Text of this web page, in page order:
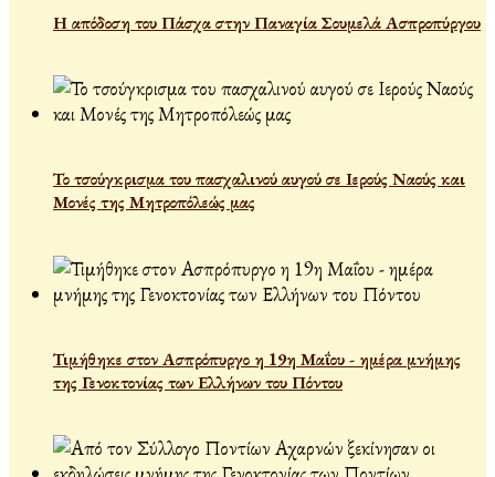
Η απόδοση του Πάσχα στην Παναγία Σουμελά Ασπροπύργου
Το τσούγκρισμα του πασχαλινού αυγού σε Ιερούς Ναούς και
Μονές της Μητροπόλεώς μας
Τιμήθηκε στον Ασπρόπυργο η 19η Μαΐου - ημέρα μνήμης
της Γενοκτονίας των Ελλήνων του Πόντου